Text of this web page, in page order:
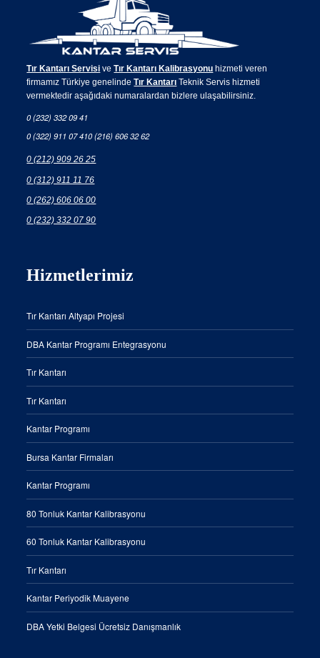
Tır Kantarı Servisi veTır Kantarı Kalibrasyonu hizmeti veren
firmamız Türkiye genelindeTır Kantarı Teknik Servis hizmeti
vermektedir aşağıdaki numaralardan bizlere ulaşabilirsiniz.
0 (232) 332 09 41
0 (322) 911 07 410 (216) 606 32 62
0 (212) 909 26 25
0 (312) 911 11 76
0 (262) 606 06 00
0 (232) 332 07 90
Hizmetlerimiz
Tır Kantarı Altyapı Projesi
DBA Kantar Programı Entegrasyonu
Tır Kantarı
Tır Kantarı
Kantar Programı
Bursa Kantar Firmaları
Kantar Programı
80 Tonluk Kantar Kalibrasyonu
60 Tonluk Kantar Kalibrasyonu
Tır Kantarı
Kantar Periyodik Muayene
DBA Yetki Belgesi Ücretsiz Danışmanlık